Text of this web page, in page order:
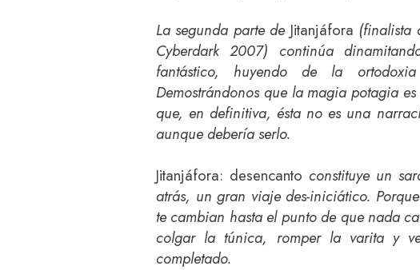
La segunda parte de Jitanjáfora (finalista
Cyberdark 2007) continúa
fantástico, huyendo de la
Demostrándonos que la magia potagia
que, en definitiva, ésta no es una
aunque debería serlo.
Jitanjáfora: desencanto constituye un
atrás, un gran viaje des-iniciático.
te cambian hasta el punto de que nada
colgar la túnica, romper la varita y
completado.